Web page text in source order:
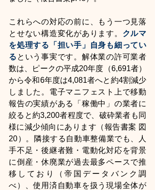
これらへの対応の前に、もう一つ見落
とせない構造変化があります。 クルマ
を処理する「担い手」自身も細ってい
る という事実です。解体業の許可業者
数は、ピークの平成20年度（6,691者）
から令和6年度は4,081者へと約4割減少
しました。電子マニフェスト上で移動
報告の実績がある「稼働中」の業者に
絞ると約3,200者程度で、破砕業者も同
様に減少傾向にあります（報告書案 図
20）。隣接する自動車整備業でも、人
手不足・後継者難・電動化対応を背景
に倒産・休廃業が過去最多ペースで推
移しており（帝国データバンク調
べ）、使用済自動車を扱う現場全体が